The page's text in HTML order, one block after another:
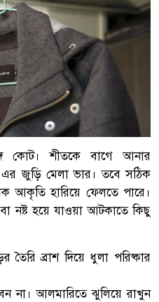
কোট। শীতকে বাগে আনার
জুড়ি মেলা ভার। তবে সঠিক
আকৃতি হারিয়ে ফেলতে পারে।
নষ্ট হয়ে যাওয়া আটকাতে কিছু
ব্রাশ দিয়ে ধুলা পরিষ্কার
না। আলমারিতে ঝুলিয়ে রাখুন